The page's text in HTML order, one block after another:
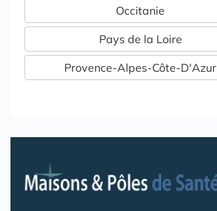
Occitanie
Pays de la Loire
Provence-Alpes-Côte-D'Azur